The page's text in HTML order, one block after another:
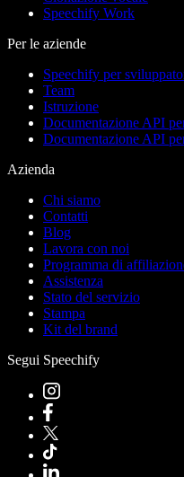
Speechify Work
Per le aziende
Speechify per
Team
Istruzione
Documentazione API
Documentazione API
Azienda
Chi siamo
Contatti
Blog
Lavora con noi
Programma di
Assistenza
Stato del servizio
Stampa
Kit del brand
Segui Speechify